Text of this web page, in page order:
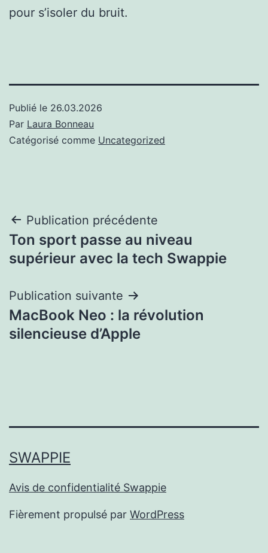
pour s’isoler du bruit.
Publié le 26.03.2026
Par Laura Bonneau
Catégorisé comme Uncategorized
Post
navigation
Publication précédente
Ton sport passe au niveau
supérieur avec la tech Swappie
Publication suivante
MacBook Neo : la révolution
silencieuse d’Apple
SWAPPIE
Avis de confidentialité Swappie
Fièrement propulsé par WordPress